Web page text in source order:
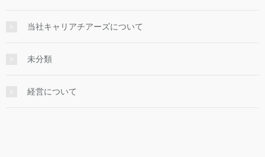
当社キャリアチアーズについて
未分類
経営について